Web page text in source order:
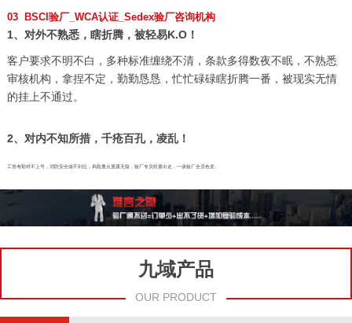
03 BSCI验厂_WCA认证_Sedex验厂咨询机构
1、对外不熟悉，瞎折腾，被轻易K.O！
客户要求不明不白，多种标准缠绕不清，条款多得数夜不眠，不熟悉
审核机构，拿捏不定，勤勤恳恳，忙忙碌碌瞎折腾一番，被现实无情
的挂上不通过。
2、对内不知所措，千疮百孔，凌乱！
工资考勤对不上号，消防安全做不到位，风险重点显露无疑，验厂专员轮番出走，一谈验厂全员色变。
九域产品
OUR PRODUCT